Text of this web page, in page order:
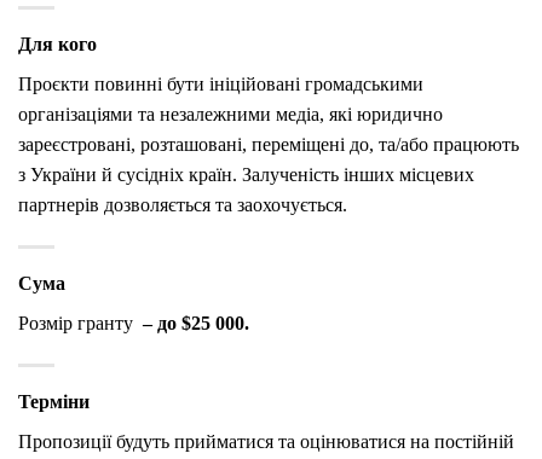
Для кого
Проєкти повинні бути ініційовані громадськими
організаціями та незалежними медіа, які юридично
зареєстровані, розташовані, переміщені до, та/або працюють
з України й сусідніх країн. Залученість інших місцевих
партнерів дозволяється та заохочується.
Сума
Розмір гранту – до $25 000.
Терміни
Пропозиції будуть прийматися та оцінюватися на постійній